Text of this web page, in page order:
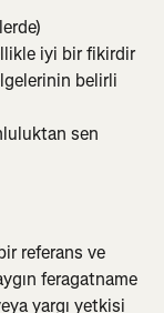
iyi bir fikirdir
belirli
sen
referans ve
feragatname
yargı yetkisi